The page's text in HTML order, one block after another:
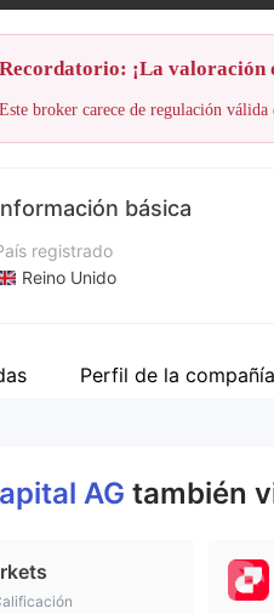
Recordatorio: ¡La valoración
Este broker carece de regulación
básica
registrado
Reino Unido
Perfil de la compañía
AG también